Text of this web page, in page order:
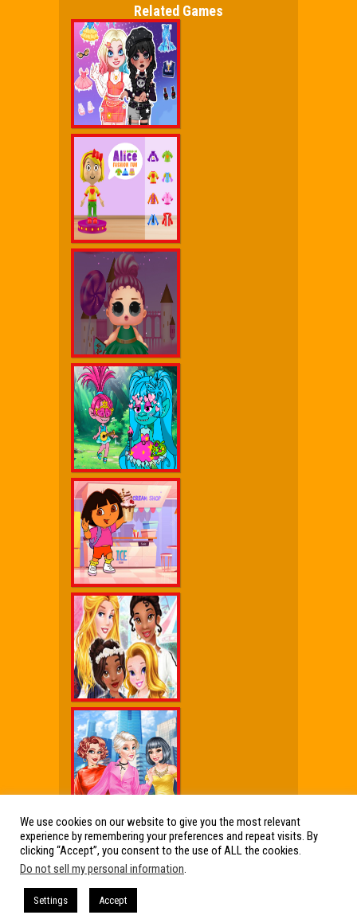
Related Games
Wx Cheat Games|Click Jogos Pro|Humor wx
Friv Online Jogos Grátis
de Friv reunidos em um só lugar. Jogos Friv
We use cookies on our website to give you the most relevant
experience by remembering your preferences and repeat visits. By
clicking “Accept”, you consent to the use of ALL the cookies.
Do not sell my personal information.
Settings Accept